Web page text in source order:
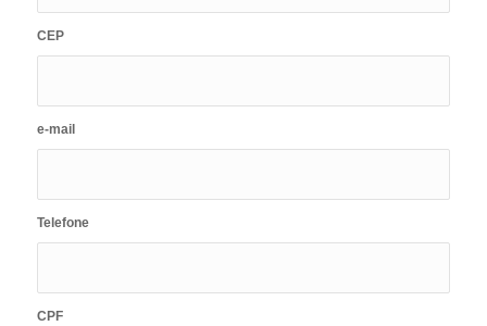
CEP
e-mail
Telefone
CPF